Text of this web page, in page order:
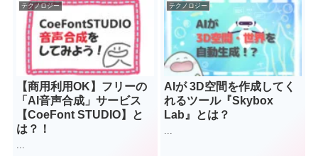
テクノロジー
【商用利用OK】フリーの
「AI音声合成」サービス
【CoeFont STUDIO】と
は？！
テクノロジー
AIが 3D空間を作成してく
れるツール『Skybox
Lab』とは？